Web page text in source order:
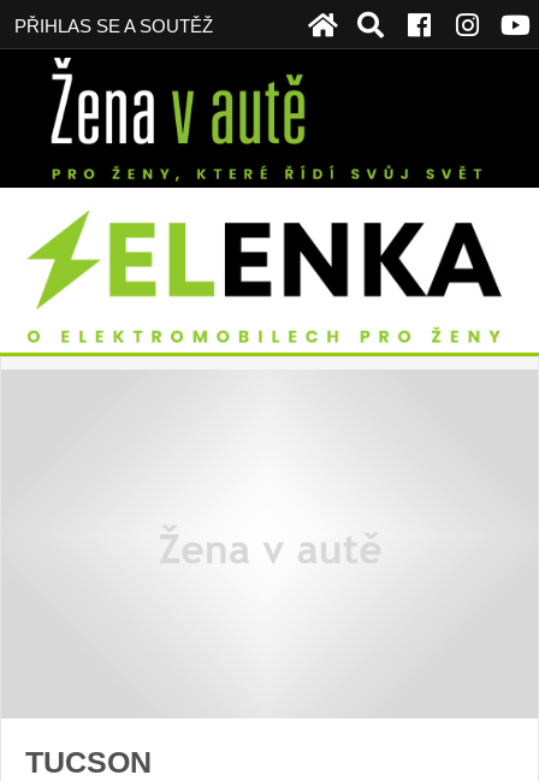
PŘIHLAS SE A SOUTĚŽ
TUCSON